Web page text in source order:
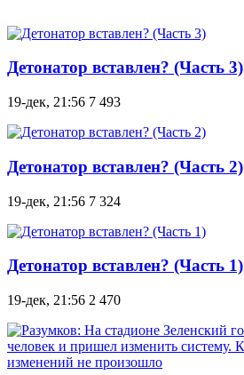
Детонатор вставлен? (Часть 3)
19-дек, 21:56 7 493
Детонатор вставлен? (Часть 2)
19-дек, 21:56 7 324
Детонатор вставлен? (Часть 1)
19-дек, 21:56 2 470